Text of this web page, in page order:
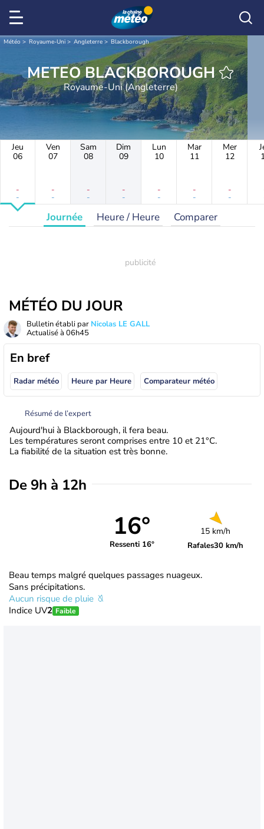
Météo Royaume-Uni Angleterre Blackborough
METEO BLACKBOROUGH
Royaume-Uni (Angleterre)
Jeu
06
-
-
Ven
07
-
-
Sam
08
-
-
Dim
09
-
-
Lun
10
-
-
Mar
11
-
-
Mer
12
-
-
Journée Heure / Heure Comparer
MÉTÉO DU JOUR
Bulletin établi par Nicolas LE GALL
Actualisé à 06h45
En bref
Radar météo Heure par Heure Comparateur météo
Résumé de l’expert
Aujourd'hui à Blackborough, il fera beau.
Les températures seront comprises entre 10 et 21°C.
La fiabilité de la situation est très bonne.
De 9h à 12h
16°
Ressenti 16°
15 km/h
Rafales30 km/h
Beau temps malgré quelques passages nuageux.
Sans précipitations.
Aucun risque de pluie
Indice UV2 Faible